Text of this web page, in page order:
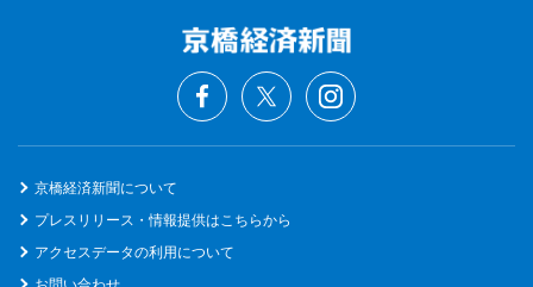
京橋経済新聞について
プレスリリース・情報提供はこちらから
アクセスデータの利用について